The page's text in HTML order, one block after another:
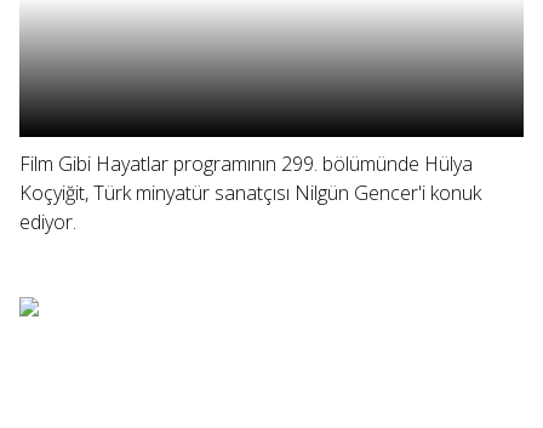
Film Gibi Hayatlar programının 299. bölümünde Hülya
Koçyiğit, Türk minyatür sanatçısı Nilgün Gencer'i konuk
ediyor.